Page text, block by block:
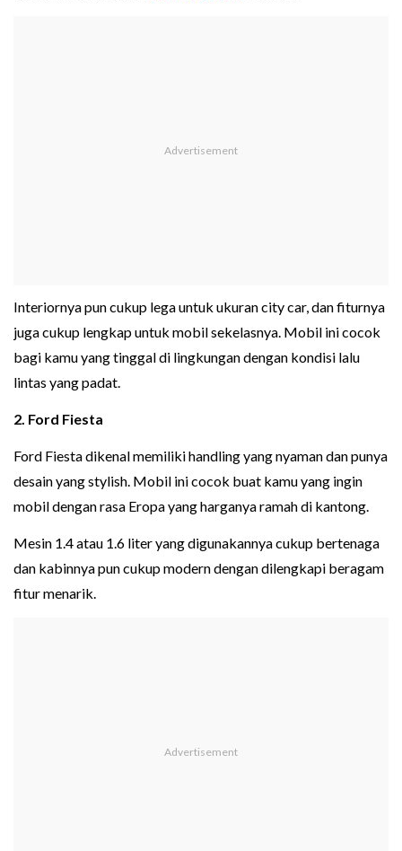
Interiornya pun cukup lega untuk ukuran city car, dan fiturnya
juga cukup lengkap untuk mobil sekelasnya. Mobil ini cocok
bagi kamu yang tinggal di lingkungan dengan kondisi lalu
lintas yang padat.
2. Ford Fiesta
Ford Fiesta dikenal memiliki handling yang nyaman dan punya
desain yang stylish. Mobil ini cocok buat kamu yang ingin
mobil dengan rasa Eropa yang harganya ramah di kantong.
Mesin 1.4 atau 1.6 liter yang digunakannya cukup bertenaga
dan kabinnya pun cukup modern dengan dilengkapi beragam
fitur menarik.